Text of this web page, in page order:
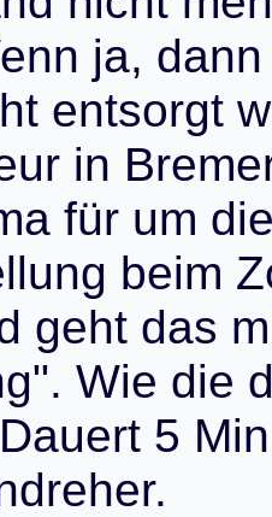
enn ja, dann
ht entsorgt w
ur in Breme
a für um di
llung beim Z
geht das m
g". Wie die
Dauert 5 Min
dreher.